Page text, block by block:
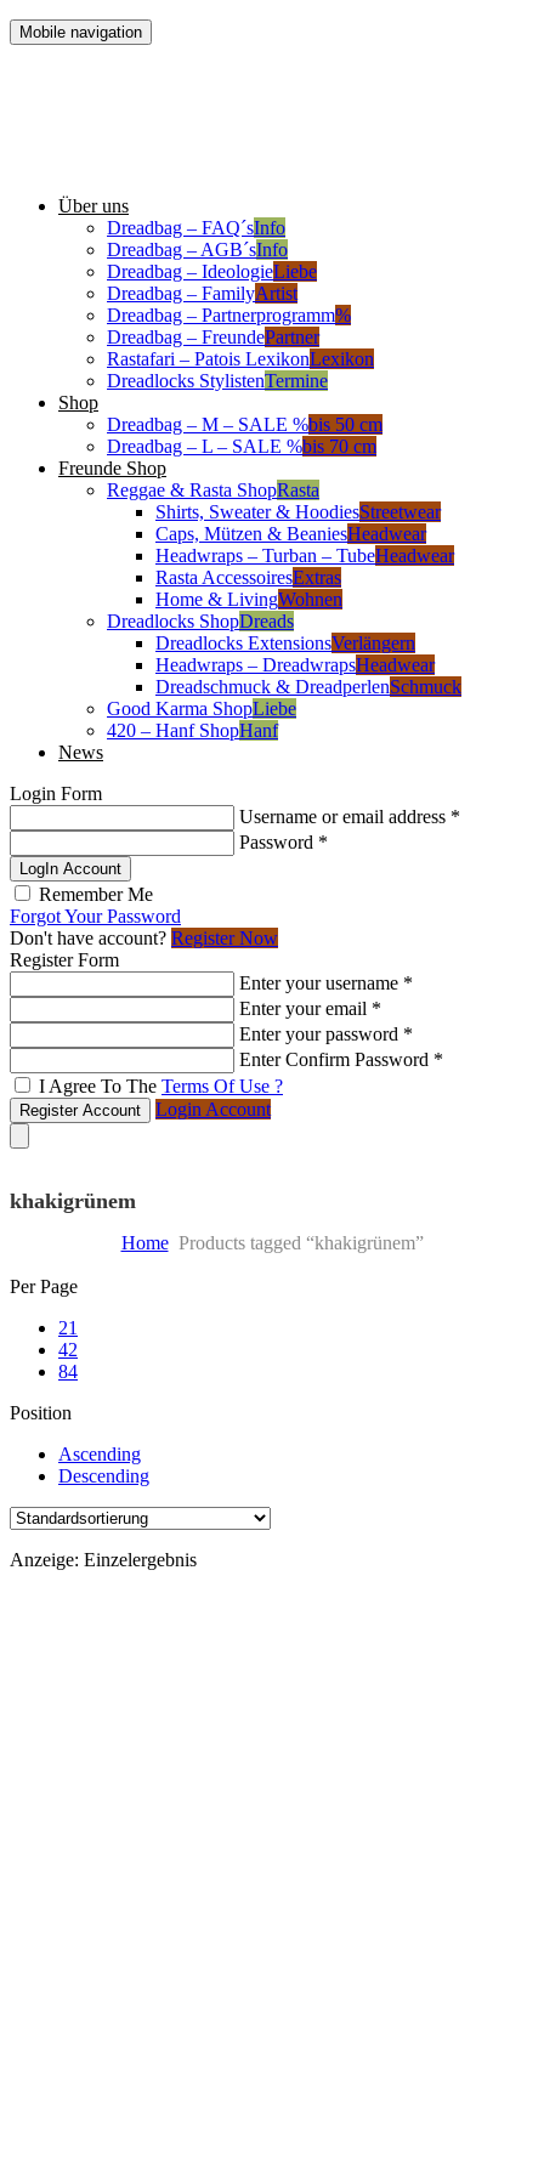
Mobile navigation
Über uns
Dreadbag – FAQ´sInfo
Dreadbag – AGB´sInfo
Dreadbag – IdeologieLiebe
Dreadbag – FamilyArtist
Dreadbag – Partnerprogramm%
Dreadbag – FreundePartner
Rastafari – Patois LexikonLexikon
Dreadlocks StylistenTermine
Shop
Dreadbag – M – SALE %bis 50 cm
Dreadbag – L – SALE %bis 70 cm
Freunde Shop
Reggae & Rasta ShopRasta
Shirts, Sweater & HoodiesStreetwear
Caps, Mützen & BeaniesHeadwear
Headwraps – Turban – TubeHeadwear
Rasta AccessoiresExtras
Home & LivingWohnen
Dreadlocks ShopDreads
Dreadlocks ExtensionsVerlängern
Headwraps – DreadwrapsHeadwear
Dreadschmuck & DreadperlenSchmuck
Good Karma ShopLiebe
420 – Hanf ShopHanf
News
Login Form
Username or email address *
Password *
LogIn Account
Remember Me
Forgot Your Password
Don't have account? Register Now
Register Form
Enter your username *
Enter your email *
Enter your password *
Enter Confirm Password *
I Agree To The Terms Of Use ?
Register Account Login Account
khakigrünem
HomeProducts tagged “khakigrünem”
Skip
content
Per Page
21
42
84
Position
Ascending
Descending
Anzeige: Einzelergebnis